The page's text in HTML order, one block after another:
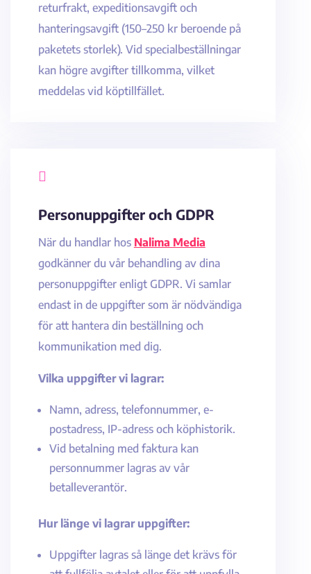
returfrakt, expeditionsavgift och
hanteringsavgift (150–250 kr beroende på
paketets storlek). Vid specialbeställningar
kan högre avgifter tillkomma, vilket
meddelas vid köptillfället.

Personuppgifter och GDPR
När du handlar hos Nalima Media
godkänner du vår behandling av dina
personuppgifter enligt GDPR. Vi samlar
endast in de uppgifter som är nödvändiga
för att hantera din beställning och
kommunikation med dig.
Vilka uppgifter vi lagrar:
Namn, adress, telefonnummer, e-
postadress, IP-adress och köphistorik.
Vid betalning med faktura kan
personnummer lagras av vår
betalleverantör.
Hur länge vi lagrar uppgifter:
Uppgifter lagras så länge det krävs för